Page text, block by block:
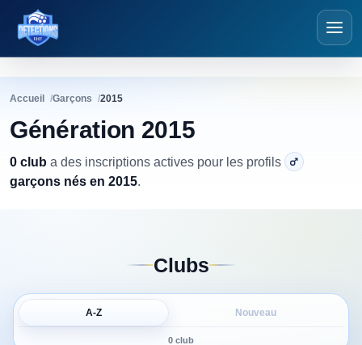
Détections Foot
Accueil Garçons 2015
Génération 2015
0 club a des inscriptions actives pour les profils
garçons nés en 2015.
Clubs
A-Z Nouveau
0 club